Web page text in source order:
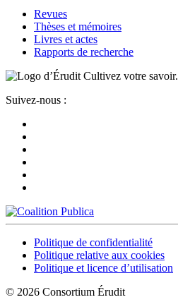
Revues
Thèses et mémoires
Livres et actes
Rapports de recherche
Cultivez votre savoir.
Suivez-nous :
Politique de confidentialité
Politique relative aux cookies
Politique et licence d’utilisation
© 2026 Consortium Érudit